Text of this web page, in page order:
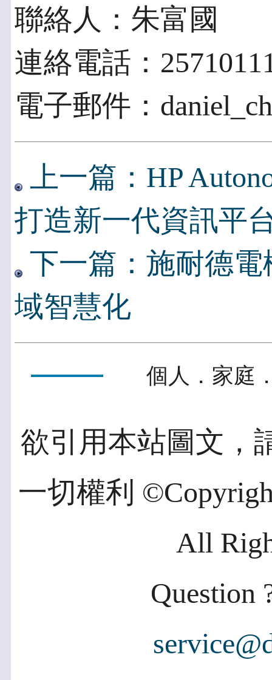
聯絡人：朱富國
連絡電話：
電子郵件：
上一篇：HP
打造新一代資訊平
下一篇：施耐德
域智慧化
個人．家庭
欲引用本站圖文，
一切權利
All
Question